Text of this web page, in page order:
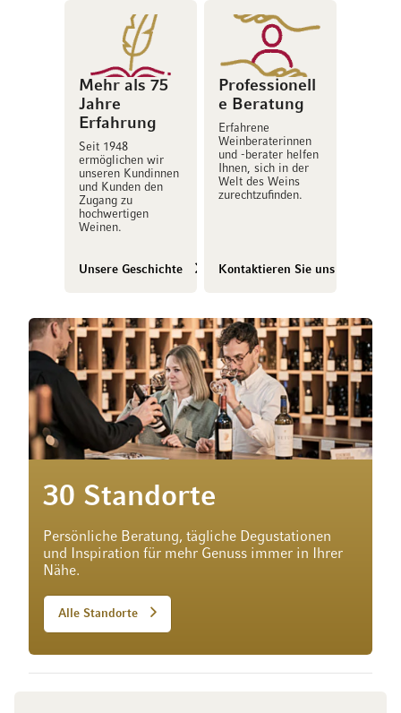
Mehr als 75
Jahre
Erfahrung
Seit 1948
ermöglichen wir
unseren Kundinnen
und Kunden den
Zugang zu
hochwertigen
Weinen.
Unsere Geschichte
Professionell
e Beratung
Erfahrene
Weinberaterinnen
und -berater helfen
Ihnen, sich in der
Welt des Weins
zurechtzufinden.
Kontaktieren Sie uns
30 Standorte
Persönliche Beratung, tägliche Degustationen
und Inspiration für mehr Genuss immer in Ihrer
Nähe.
Alle Standorte